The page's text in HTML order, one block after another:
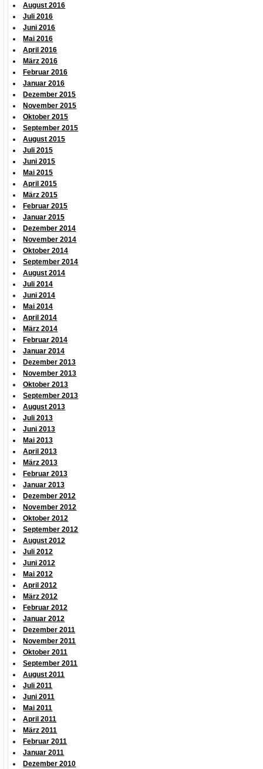
August 2016
Juli 2016
Juni 2016
Mai 2016
April 2016
März 2016
Februar 2016
Januar 2016
Dezember 2015
November 2015
Oktober 2015
September 2015
August 2015
Juli 2015
Juni 2015
Mai 2015
April 2015
März 2015
Februar 2015
Januar 2015
Dezember 2014
November 2014
Oktober 2014
September 2014
August 2014
Juli 2014
Juni 2014
Mai 2014
April 2014
März 2014
Februar 2014
Januar 2014
Dezember 2013
November 2013
Oktober 2013
September 2013
August 2013
Juli 2013
Juni 2013
Mai 2013
April 2013
März 2013
Februar 2013
Januar 2013
Dezember 2012
November 2012
Oktober 2012
September 2012
August 2012
Juli 2012
Juni 2012
Mai 2012
April 2012
März 2012
Februar 2012
Januar 2012
Dezember 2011
November 2011
Oktober 2011
September 2011
August 2011
Juli 2011
Juni 2011
Mai 2011
April 2011
März 2011
Februar 2011
Januar 2011
Dezember 2010